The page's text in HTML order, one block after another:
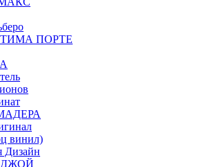
ПОРТЕ
винил)
Дизайн